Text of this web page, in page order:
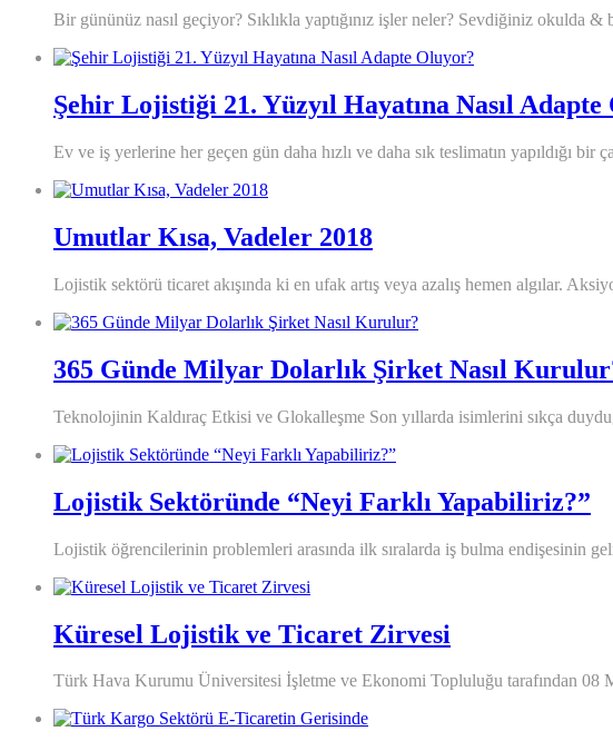
Bir gününüz nasıl geçiyor? Sıklıkla yaptığınız işler neler? Sevdiğiniz okulda
Şehir Lojistiği 21. Yüzyıl Hayatına Nasıl
Ev ve iş yerlerine her geçen gün daha hızlı ve daha sık teslimatın yapıldığı bir
Umutlar Kısa, Vadeler 2018
Lojistik sektörü ticaret akışında ki en ufak artış veya azalış hemen algılar.
365 Günde Milyar Dolarlık Şirket Nasıl
Teknolojinin Kaldıraç Etkisi ve Glokalleşme Son yıllarda isimlerini sıkça
Lojistik Sektöründe “Neyi Farklı Yapabiliriz?”
Lojistik öğrencilerinin problemleri arasında ilk sıralarda iş bulma endişesinin
Küresel Lojistik ve Ticaret Zirvesi
Türk Hava Kurumu Üniversitesi İşletme ve Ekonomi Topluluğu tarafından 08